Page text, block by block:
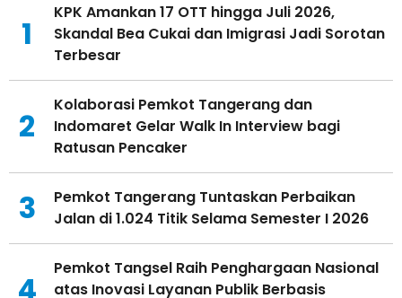
1
KPK Amankan 17 OTT hingga Juli 2026,
Skandal Bea Cukai dan Imigrasi Jadi Sorotan
Terbesar
2
Kolaborasi Pemkot Tangerang dan
Indomaret Gelar Walk In Interview bagi
Ratusan Pencaker
3
Pemkot Tangerang Tuntaskan Perbaikan
Jalan di 1.024 Titik Selama Semester I 2026
4
Pemkot Tangsel Raih Penghargaan Nasional
atas Inovasi Layanan Publik Berbasis